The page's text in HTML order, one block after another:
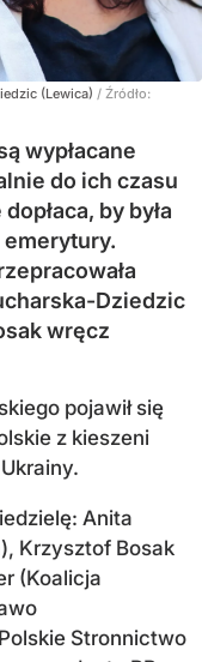
(Lewica) / Źródło:
wypłacane
do ich czasu
by była
Dziedzic
wręcz
pojawił się
z kieszeni
Anita
Krzysztof Bosak
(Koalicja
Stronnictwo